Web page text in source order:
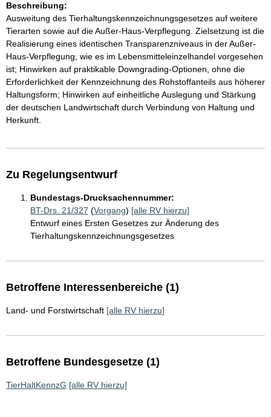
Beschreibung:
Ausweitung des Tierhaltungskennzeichnungsgesetzes auf weitere
Tierarten sowie auf die Außer-Haus-Verpflegung. Zielsetzung ist die
Realisierung eines identischen Transparenzniveaus in der Außer-
Haus-Verpflegung, wie es im Lebensmitteleinzelhandel vorgesehen
ist; Hinwirken auf praktikable Downgrading-Optionen, ohne die
Erforderlichkeit der Kennzeichnung des Rohstoffanteils aus höherer
Haltungsform; Hinwirken auf einheitliche Auslegung und Stärkung
der deutschen Landwirtschaft durch Verbindung von Haltung und
Herkunft.
Zu Regelungsentwurf
Bundestags-Drucksachennummer:
BT-Drs. 21/327 (Vorgang) [alle RV hierzu]
Entwurf eines Ersten Gesetzes zur Änderung des
Tierhaltungskennzeichnungsgesetzes
Betroffene Interessenbereiche (1)
Land- und Forstwirtschaft [alle RV hierzu]
Betroffene Bundesgesetze (1)
TierHaltKennzG [alle RV hierzu]